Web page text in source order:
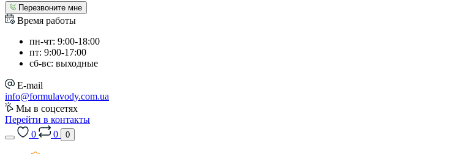
Перезвоните мне
Время работы
пн-чт: 9:00-18:00
пт: 9:00-17:00
сб-вс: выходные
E-mail
info@formulavody.com.ua
Мы в соцсетях
Перейти в контакты
0
0 0